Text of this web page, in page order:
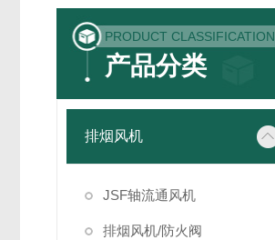
PRODUCT CLASSIFICATION
产品分类
排烟风机
JSF轴流通风机
排烟风机/防火阀